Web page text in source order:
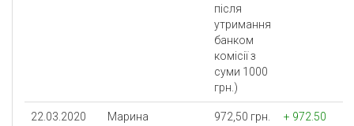
після
утримання
банком
комісії з
суми 1000
грн.)
22.03.2020
Марина
972,50 грн.
+ 972.50